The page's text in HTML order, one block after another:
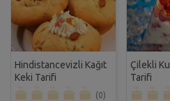
Hindistancevizli Kağıt
Keki Tarifi
(0)
Çilekli
Tarifi